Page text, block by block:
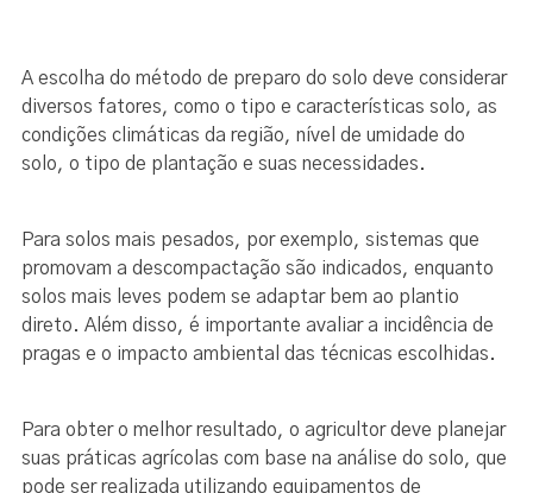
A escolha do método de preparo do solo deve considerar
diversos fatores, como o tipo e características solo, as
condições climáticas da região, nível de umidade do
solo, o tipo de plantação e suas necessidades.
Para solos mais pesados, por exemplo, sistemas que
promovam a descompactação são indicados, enquanto
solos mais leves podem se adaptar bem ao plantio
direto. Além disso, é importante avaliar a incidência de
pragas e o impacto ambiental das técnicas escolhidas.
Para obter o melhor resultado, o agricultor deve planejar
suas práticas agrícolas com base na análise do solo, que
pode ser realizada utilizando equipamentos de